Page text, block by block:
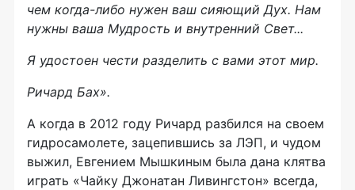
чем когда-либо нужен ваш сияющий Дух. Нам
нужны ваша Мудрость и внутренний Свет...
Я удостоен чести разделить с вами этот мир.
Ричард Бах».
А когда в 2012 году Ричард разбился на своем
гидросамолете, зацепившись за ЛЭП, и чудом
выжил, Евгением Мышкиным была дана клятва
играть «Чайку Джонатан Ливингстон» всегда,